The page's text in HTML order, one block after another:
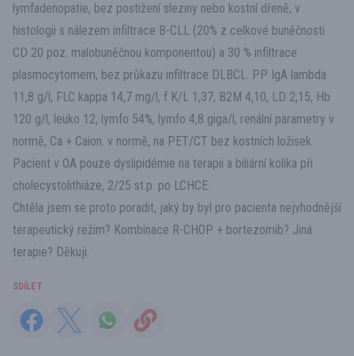
lymfadenopatie, bez postižení sleziny nebo kostní dřeně, v
histologii s nálezem infiltrace B-CLL (20% z celkové buněčnosti
CD 20 poz. malobuněčnou komponentou) a 30 % infiltrace
plasmocytomem, bez průkazu infiltrace DLBCL. PP IgA lambda
11,8 g/l, FLC kappa 14,7 mg/l, f K/L 1,37, B2M 4,10, LD 2,15, Hb
120 g/l, leuko 12, lymfo 54%, lymfo 4,8 giga/l, renální parametry v
normě, Ca + Caion. v normě, na PET/CT bez kostních ložisek
Pacient v OA pouze dyslipidémie na terapii a biliární kolika při
cholecystolithiáze, 2/25 st.p. po LCHCE.
Chtěla jsem se proto poradit, jaký by byl pro pacienta nejvhodnější
terapeutický režim? Kombinace R-CHOP + bortezomib? Jiná
terapie? Děkuji.
SDÍLET